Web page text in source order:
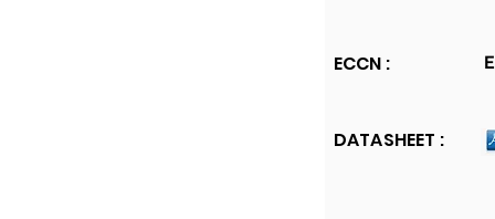
ECCN :
DATASHEET :